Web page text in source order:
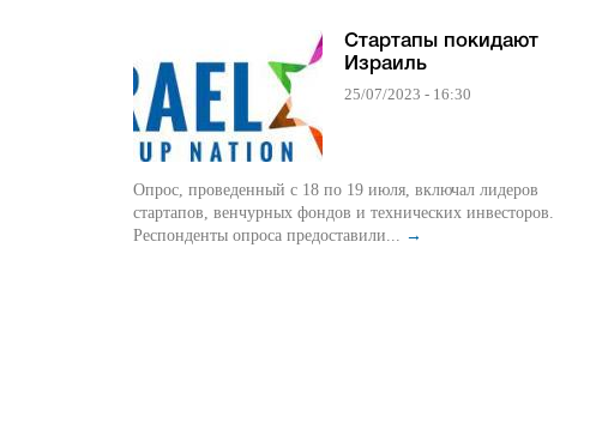
Стартапы покидают
Израиль
25/07/2023 - 16:30
Опрос, проведенный с 18 по 19 июля, включал лидеров
стартапов, венчурных фондов и технических инвесторов.
Респонденты опроса предоставили... →